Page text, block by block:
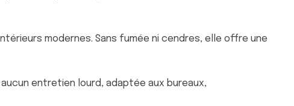
modernes. Sans fumée ni cendres, elle offre une
aucun entretien lourd, adaptée aux bureaux,